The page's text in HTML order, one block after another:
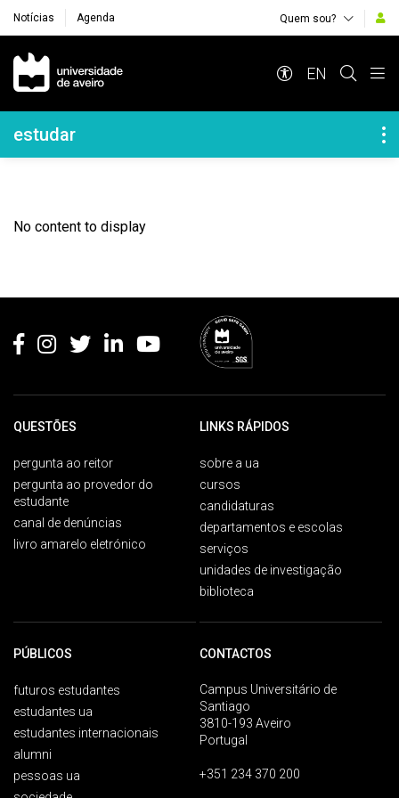
Notícias Agenda Quem sou?
Navegação Principal
EN
Navegação Lateral
estudar
No content to display
QUESTÕES
pergunta ao reitor
pergunta ao provedor do
estudante
canal de denúncias
livro amarelo eletrónico
LINKS RÁPIDOS
sobre a ua
cursos
candidaturas
departamentos e escolas
serviços
unidades de investigação
biblioteca
PÚBLICOS
futuros estudantes
estudantes ua
estudantes internacionais
alumni
pessoas ua
CONTACTOS
Campus Universitário de
Santiago
3810-193 Aveiro
Portugal
+351 234 370 200